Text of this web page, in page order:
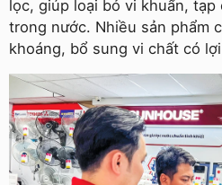
lọc, giúp loại bỏ vi khuẩn, tạp
trong nước. Nhiều sản phẩm
khoáng, bổ sung vi chất có